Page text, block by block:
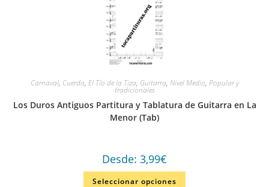
Carnaval, Cuerda, El Tío de la Tiza, Guitarra, Nivel Medio, Popular y
tradicionales
Los Duros Antiguos Partitura y Tablatura de Guitarra en La
Menor (Tab)
Desde: 3,99€
Seleccionar opciones